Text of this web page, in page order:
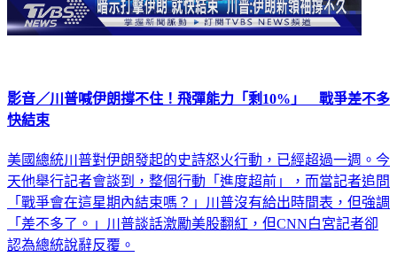
影音／川普喊伊朗撐不住！飛彈能力「剩10%」 戰爭差不多
快結束
美國總統川普對伊朗發起的史詩怒火行動，已經超過一週。今
天他舉行記者會談到，整個行動「進度超前」，而當記者追問
「戰爭會在這星期內結束嗎？」川普沒有給出時間表，但強調
「差不多了。」川普談話激勵美股翻紅，但CNN白宮記者卻
認為總統說辭反覆。